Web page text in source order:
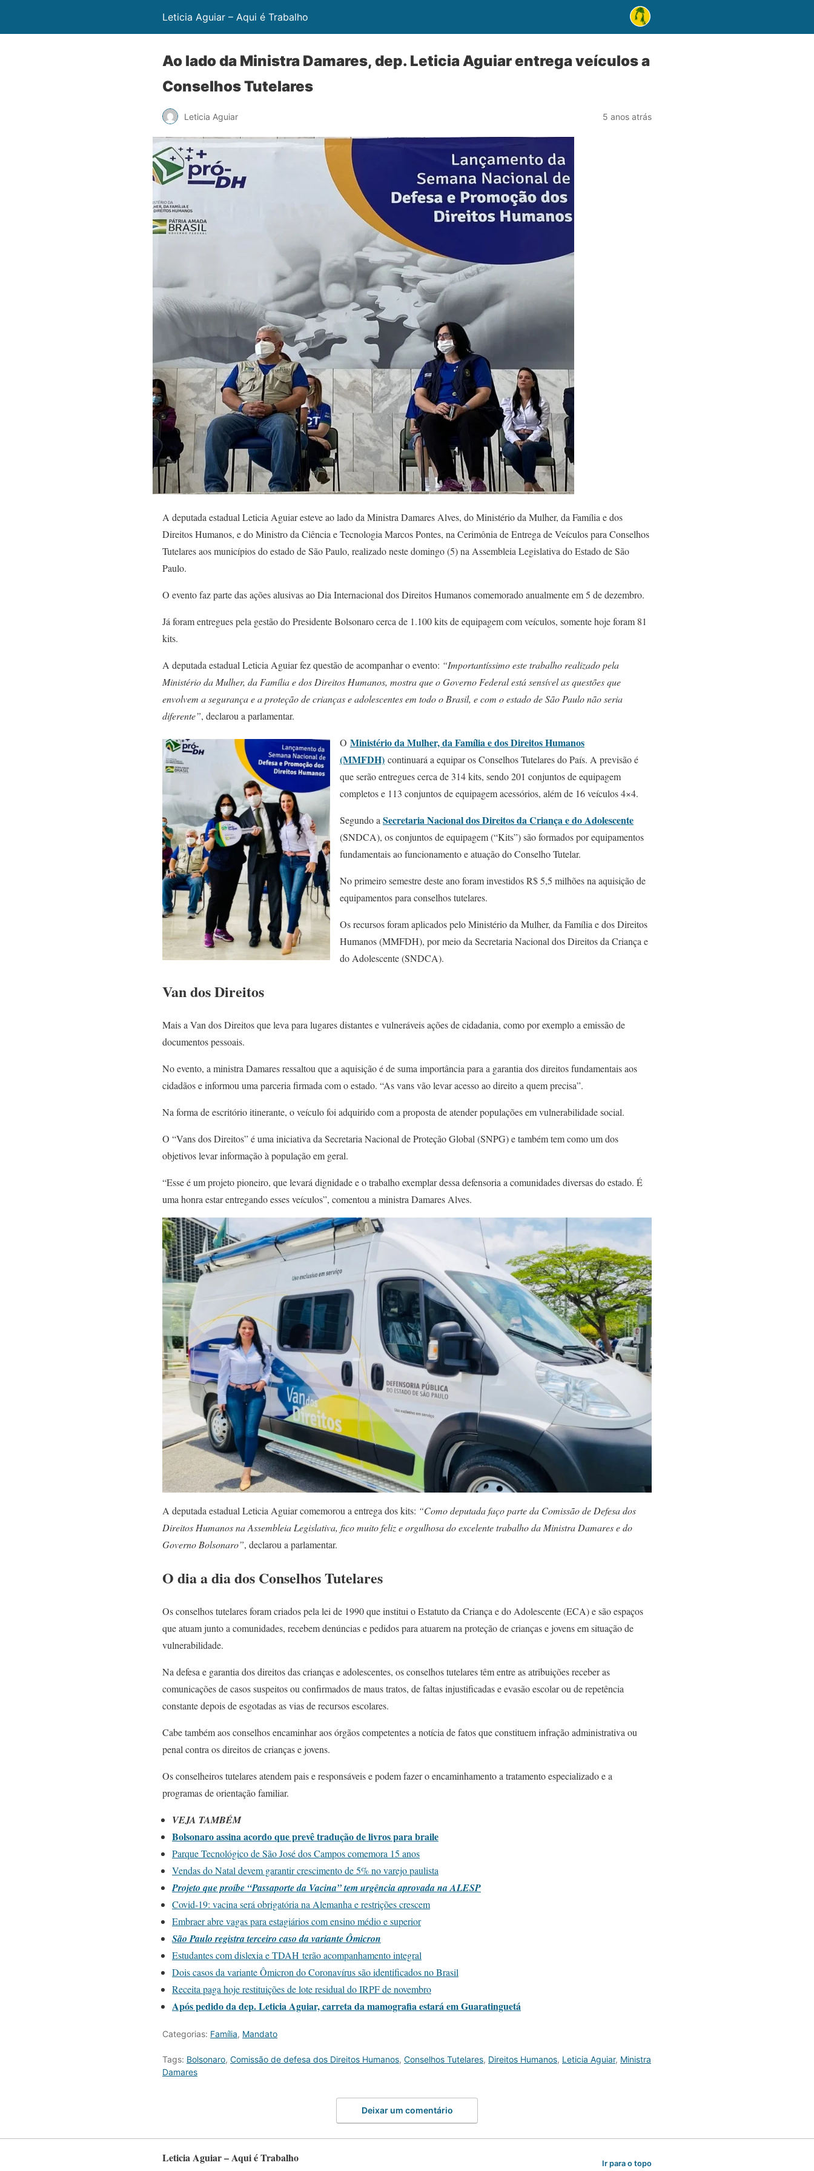
Leticia Aguiar – Aqui é Trabalho
Ao lado da Ministra Damares, dep. Leticia Aguiar entrega veículos a
Conselhos Tutelares
Leticia Aguiar 5 anos atrás
A deputada estadual Leticia Aguiar esteve ao lado da Ministra Damares Alves, do Ministério da Mulher, da Família e dos
Direitos Humanos, e do Ministro da Ciência e Tecnologia Marcos Pontes, na Cerimônia de Entrega de Veículos para Conselhos
Tutelares aos municípios do estado de São Paulo, realizado neste domingo (5) na Assembleia Legislativa do Estado de São
Paulo.
O evento faz parte das ações alusivas ao Dia Internacional dos Direitos Humanos comemorado anualmente em 5 de dezembro.
Já foram entregues pela gestão do Presidente Bolsonaro cerca de 1.100 kits de equipagem com veículos, somente hoje foram 81
kits.
A deputada estadual Leticia Aguiar fez questão de acompanhar o evento: “Importantíssimo este trabalho realizado pela
Ministério da Mulher, da Família e dos Direitos Humanos, mostra que o Governo Federal está sensível as questões que
envolvem a segurança e a proteção de crianças e adolescentes em todo o Brasil, e com o estado de São Paulo não seria
diferente”, declarou a parlamentar.
O Ministério da Mulher, da Família e dos Direitos Humanos
(MMFDH) continuará a equipar os Conselhos Tutelares do País. A previsão é
que serão entregues cerca de 314 kits, sendo 201 conjuntos de equipagem
completos e 113 conjuntos de equipagem acessórios, além de 16 veículos 4×4.
Segundo a Secretaria Nacional dos Direitos da Criança e do Adolescente
(SNDCA), os conjuntos de equipagem (“Kits”) são formados por equipamentos
fundamentais ao funcionamento e atuação do Conselho Tutelar.
No primeiro semestre deste ano foram investidos R$ 5,5 milhões na aquisição de
equipamentos para conselhos tutelares.
Os recursos foram aplicados pelo Ministério da Mulher, da Família e dos Direitos
Humanos (MMFDH), por meio da Secretaria Nacional dos Direitos da Criança e
do Adolescente (SNDCA).
Van dos Direitos
Mais a Van dos Direitos que leva para lugares distantes e vulneráveis ações de cidadania, como por exemplo a emissão de
documentos pessoais.
No evento, a ministra Damares ressaltou que a aquisição é de suma importância para a garantia dos direitos fundamentais aos
cidadãos e informou uma parceria firmada com o estado. “As vans vão levar acesso ao direito a quem precisa”.
Na forma de escritório itinerante, o veículo foi adquirido com a proposta de atender populações em vulnerabilidade social.
O “Vans dos Direitos” é uma iniciativa da Secretaria Nacional de Proteção Global (SNPG) e também tem como um dos
objetivos levar informação à população em geral.
“Esse é um projeto pioneiro, que levará dignidade e o trabalho exemplar dessa defensoria a comunidades diversas do estado. É
uma honra estar entregando esses veículos”, comentou a ministra Damares Alves.
A deputada estadual Leticia Aguiar comemorou a entrega dos kits: “Como deputada faço parte da Comissão de Defesa dos
Direitos Humanos na Assembleia Legislativa, fico muito feliz e orgulhosa do excelente trabalho da Ministra Damares e do
Governo Bolsonaro”, declarou a parlamentar.
O dia a dia dos Conselhos Tutelares
Os conselhos tutelares foram criados pela lei de 1990 que institui o Estatuto da Criança e do Adolescente (ECA) e são espaços
que atuam junto a comunidades, recebem denúncias e pedidos para atuarem na proteção de crianças e jovens em situação de
vulnerabilidade.
Na defesa e garantia dos direitos das crianças e adolescentes, os conselhos tutelares têm entre as atribuições receber as
comunicações de casos suspeitos ou confirmados de maus tratos, de faltas injustificadas e evasão escolar ou de repetência
constante depois de esgotadas as vias de recursos escolares.
Cabe também aos conselhos encaminhar aos órgãos competentes a notícia de fatos que constituem infração administrativa ou
penal contra os direitos de crianças e jovens.
Os conselheiros tutelares atendem pais e responsáveis e podem fazer o encaminhamento a tratamento especializado e a
programas de orientação familiar.
VEJA TAMBÉM
Bolsonaro assina acordo que prevê tradução de livros para braile
Parque Tecnológico de São José dos Campos comemora 15 anos
Vendas do Natal devem garantir crescimento de 5% no varejo paulista
Projeto que proíbe “Passaporte da Vacina” tem urgência aprovada na ALESP
Covid-19: vacina será obrigatória na Alemanha e restrições crescem
Embraer abre vagas para estagiários com ensino médio e superior
São Paulo registra terceiro caso da variante Ômicron
Estudantes com dislexia e TDAH terão acompanhamento integral
Dois casos da variante Ômicron do Coronavírus são identificados no Brasil
Receita paga hoje restituições de lote residual do IRPF de novembro
Após pedido da dep. Leticia Aguiar, carreta da mamografia estará em Guaratinguetá
Categorias: Família, Mandato
Tags: Bolsonaro, Comissão de defesa dos Direitos Humanos, Conselhos Tutelares, Direitos Humanos, Leticia Aguiar, Ministra
Damares
Deixar um comentário
Leticia Aguiar – Aqui é Trabalho Ir para o topo